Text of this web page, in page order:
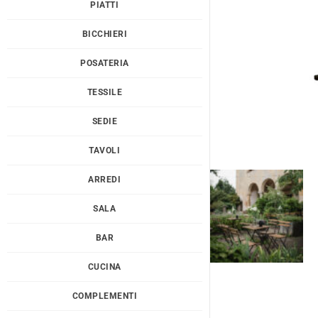
PIATTI
BICCHIERI
POSATERIA
TESSILE
SEDIE
TAVOLI
ARREDI
SALA
BAR
CUCINA
COMPLEMENTI